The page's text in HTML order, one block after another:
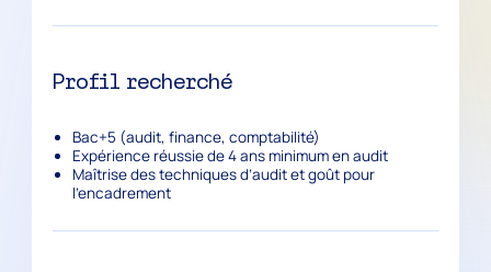
Profil recherché
Bac+5 (audit, finance, comptabilité)
Expérience réussie de4 ans minimumen audit
Maîtrise des techniques d’audit et goût pour
l’encadrement